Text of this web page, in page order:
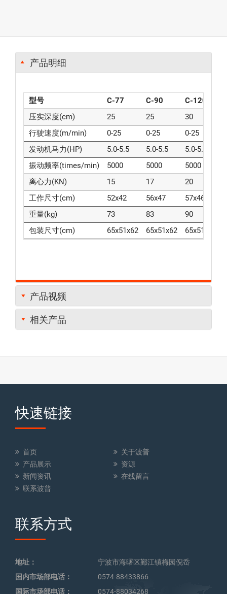
产品明细
型号 C-77 C-90
C-120
压实深度(cm)
25 25
30
行驶速度(m/min)
0-25 0-25
0-25
发动机马力(HP)
5.0-5.5 5.0-5.5
5.0-5.5
振动频率(times/min)
5000 5000
5000
离心力(KN)
15 17
20
工作尺寸(cm)
52x42 56x47
57x46
重量(kg)
73 83
90
包装尺寸(cm)
65x51x62 65x51x62 65x51x62
产品视频
相关产品
快速链接
首页
关于波普
产品展示
资源
新闻资讯
在线留言
联系波普
联系方式
地址：
宁波市海曙区鄞江镇梅园倪岙
国内市场部电话：
0574-88433866
国际市场部电话：
0574-88034268